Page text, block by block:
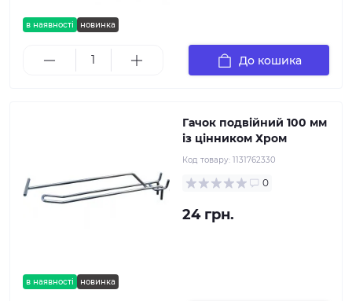
в наявності новинка
До кошика
в наявності новинка
Гачок подвійний 100 мм
із цінником Хром
Код товару: 1131762330
0
24 грн.